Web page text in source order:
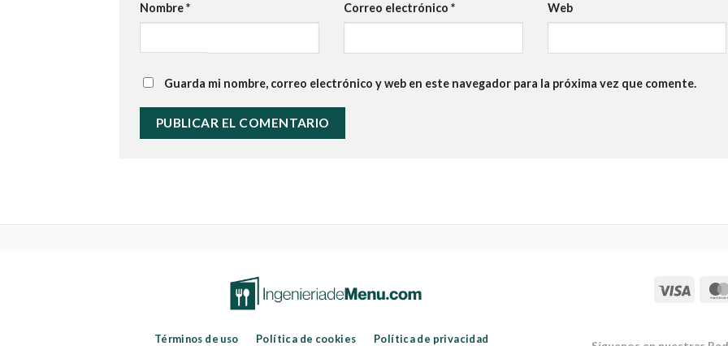
Nombre* Correo electrónico * Web
Guarda mi nombre, correo electrónico y web en este navegador para la próxima vez que comente.
Términos de uso Política de cookies Política de privacidad